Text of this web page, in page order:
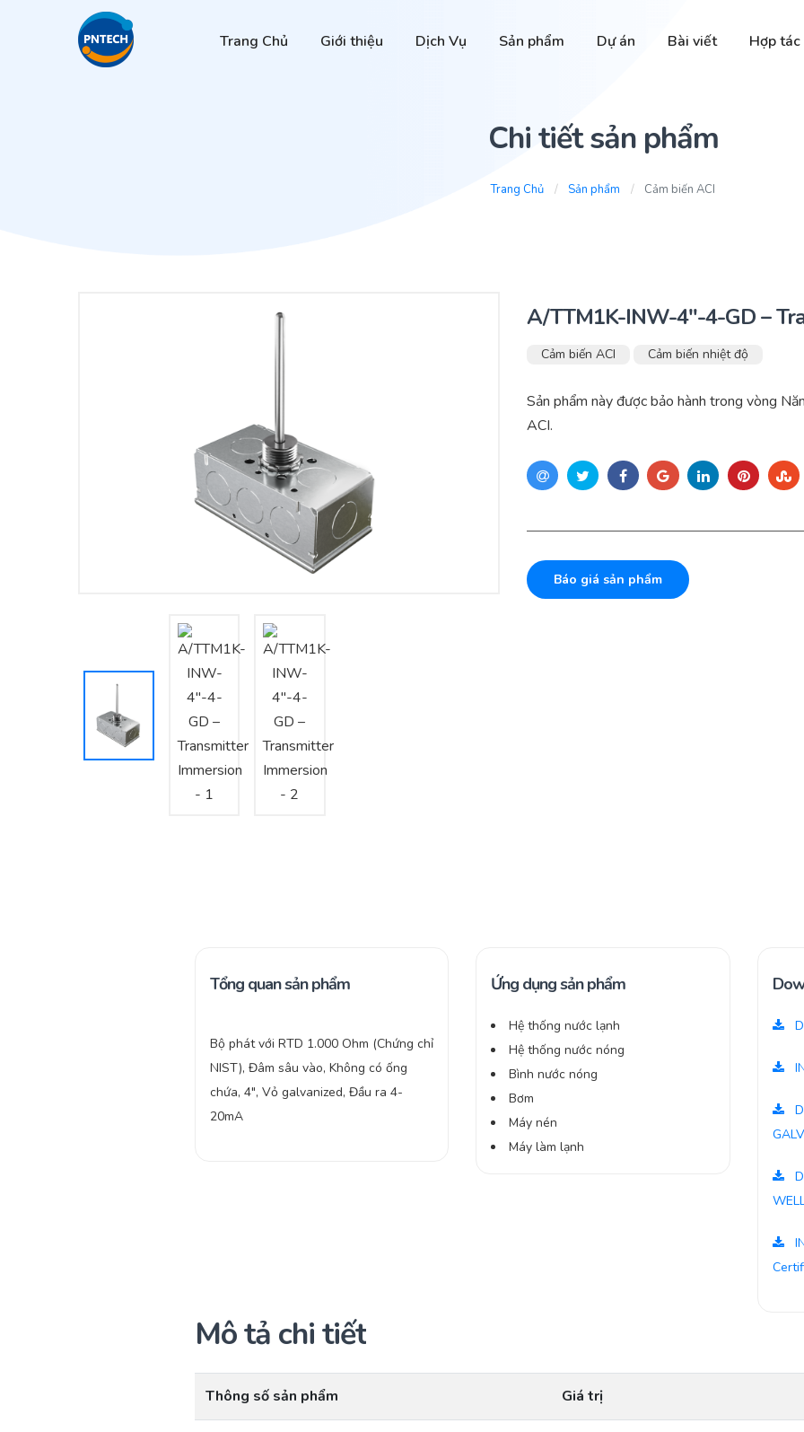
Trang Chủ Giới thiệu Dịch Vụ Sản phẩm Dự án Bài viết Hợp tác
Chi tiết sản phẩm
Trang Chủ Sản phẩm Cảm biến ACI
A/TTM1K-INW-4″-4-GD –
Cảm biến ACI Cảm biến nhiệt độ
Sản phẩm này được bảo hành trong vòng
ACI.
Báo giá sản phẩm
Tổng quan sản phẩm
Bộ phát với RTD 1.000 Ohm (Chứng chỉ
NIST), Đâm sâu vào, Không có ống
chứa, 4″, Vỏ galvanized, Đầu ra 4-
20mA
Ứng dụng sản phẩm
Hệ thống nước lạnh
Hệ thống nước nóng
Bình nước nóng
Bơm
Máy nén
Máy làm lạnh
Mô tả chi tiết
Thông số sản phẩm Giá trị